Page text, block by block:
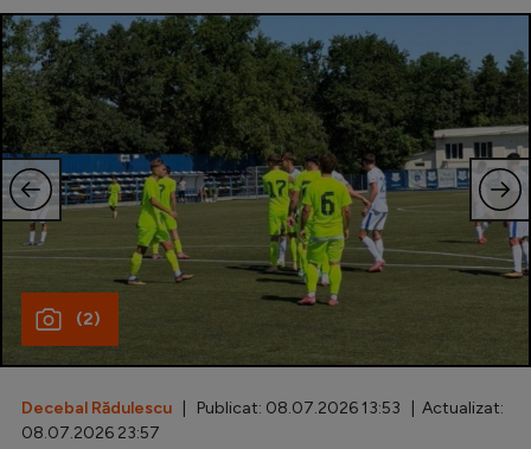
Cupa României
Echipa Națională
U21
Fotbal feminin
Special
Diverse
Inedit
(2)
Decebal Rădulescu | Publicat: 08.07.2026 13:53 | Actualizat:
08.07.2026 23:57